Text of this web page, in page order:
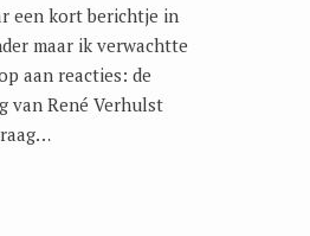
een kort berichtje in
maar ik verwachtte
aan reacties: de
van René Verhulst